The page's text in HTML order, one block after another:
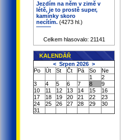
Jezdím na něm v zimě v
létě, je to prostě super,
kamínky skoro
necítím. (4273 hl.)
Celkem hlasovalo: 21141
KALENDÁŘ
< Srpen 2026 >
Po
Út St Čt Pá So
Ne
1
2
3
4 5 6 7 8
9
10
11 12 13 14 15
16
17
18 19 20 21 22
23
24
25 26 27 28 29
30
31